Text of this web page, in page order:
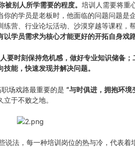
别人所学需要的程度。 培训人需要将重
的学员是老板时，他面临的问题问题是
营、行业论坛活动、沙漠穿越等课程，
学员需求为核心才能更好的开拓自身戏
要时刻保持危机感，做好专业知识储备
能，快速发现并解决问题。
场戏路最重要的是 “与时俱进，拥抱环境
于不败之地。
法，每一种培训岗位的热与冷，代表着